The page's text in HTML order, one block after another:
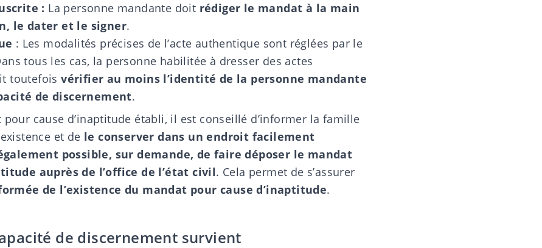
: La personne mandante doit rédiger le mandat à la main
le dater et le signer.
: Les modalités précises de l’acte authentique sont réglées par le
tous les cas, la personne habilitée à dresser des actes
toutefoisvérifier au moins l’identité de la personne mandante
de discernement.
cause d’inaptitude établi, il est conseillé d’informer la famille
et de le conserver dans un endroit facilement
possible, sur demande, de faire déposer le mandat
auprès de l’office de l’état civil. Cela permet de s’assurer
de l’existence du mandat pour cause d’inaptitude.
de discernement survient